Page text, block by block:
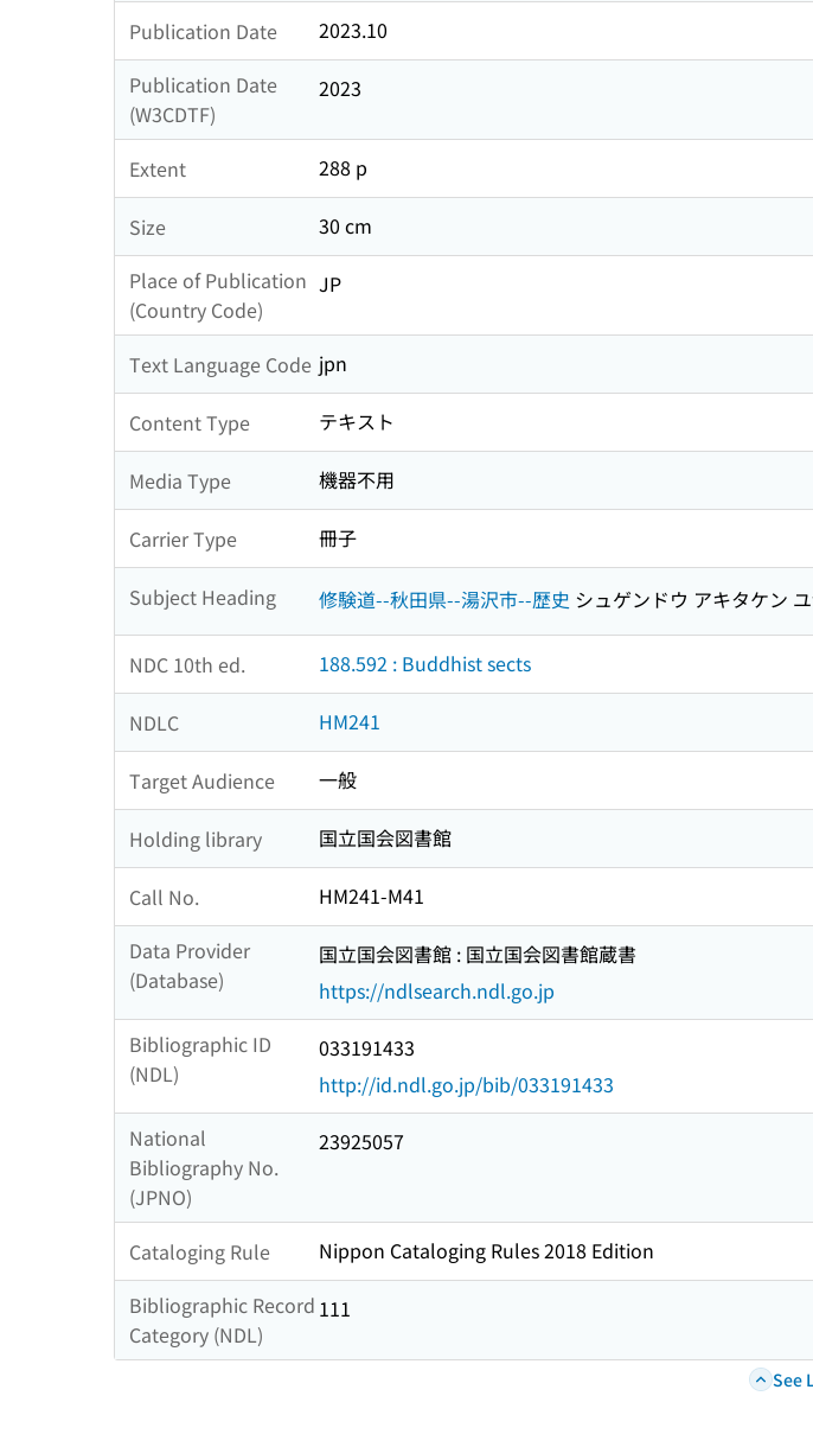
Publication Date
2023.10
Publication Date
(W3CDTF)
2023
Extent 288 p
Size
30 cm
Place of Publication
(Country Code)
JP
Text Language Code jpn
Content Type テキスト
Media Type 機器不用
Carrier Type 冊子
Subject Heading 修験道--秋田県--湯沢市--歴史 シュゲンドウ アキタケン
NDC 10th ed. 188.592 : Buddhist sects
NDLC HM241
Target Audience 一般
Holding library 国立国会図書館
Call No.
HM241-M41
Data Provider
(Database)
国立国会図書館 : 国立国会図書館蔵書
https://ndlsearch.ndl.go.jp
Bibliographic ID
(NDL)
033191433
http://id.ndl.go.jp/bib/033191433
National
Bibliography No.
(JPNO)
23925057
Cataloging Rule
Nippon Cataloging Rules 2018 Edition
Bibliographic Record
Category (NDL)
111
See